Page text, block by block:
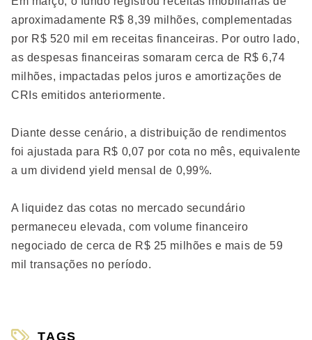
aproximadamente R$ 8,39 milhões, complementadas
por R$ 520 mil em receitas financeiras. Por outro lado,
as despesas financeiras somaram cerca de R$ 6,74
milhões, impactadas pelos juros e amortizações de
CRIs emitidos anteriormente.
Diante desse cenário, a distribuição de rendimentos
foi ajustada para R$ 0,07 por cota no mês, equivalente
a um dividend yield mensal de 0,99%.
A liquidez das cotas no mercado secundário
permaneceu elevada, com volume financeiro
negociado de cerca de R$ 25 milhões e mais de 59
mil transações no período.
TAGS